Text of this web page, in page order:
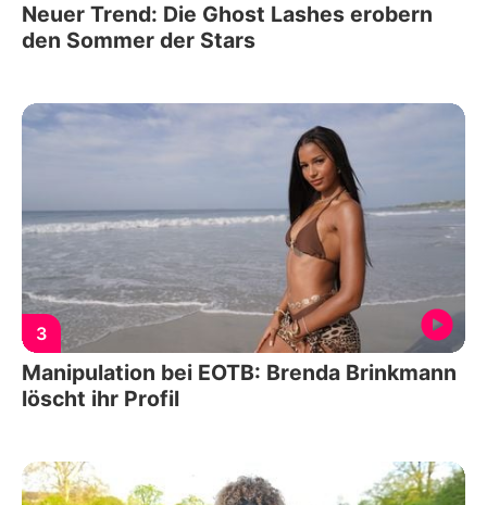
Neuer Trend: Die Ghost Lashes erobern
den Sommer der Stars
3
Manipulation bei EOTB: Brenda Brinkmann
löscht ihr Profil